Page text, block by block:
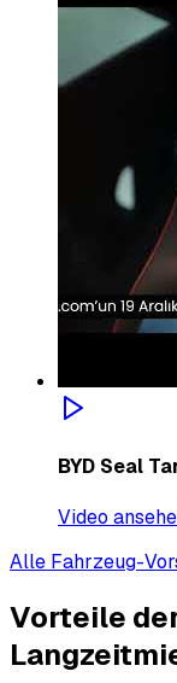
BYD Seal
Video
Alle Fahrzeug-
Vorteile